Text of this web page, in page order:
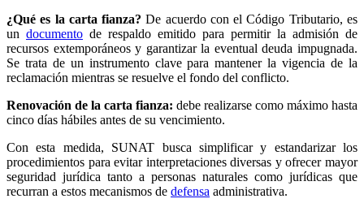
¿Qué es la carta fianza?De acuerdo con el Código Tributario, es
un documento de respaldo emitido para permitir la admisión de
recursos extemporáneos y garantizar la eventual deuda impugnada.
Se trata de un instrumento clave para mantener la vigencia de la
reclamación mientras se resuelve el fondo del conflicto.
Renovación de la carta fianza: debe realizarse como máximo hasta
cinco días hábiles antes de su vencimiento.
Con esta medida, SUNAT busca simplificar y estandarizar los
procedimientos para evitar interpretaciones diversas y ofrecer mayor
seguridad jurídica tanto a personas naturales como jurídicas que
recurran a estos mecanismos de defensa administrativa.